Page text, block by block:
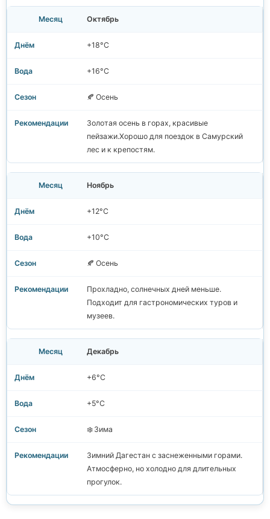
Октябрь
+18°C
+16°C
🍂 Осень
Золотая осень в горах, красивые
пейзажи.Хорошо для поездок в Самурский
лес и к крепостям.
Ноябрь
+12°C
+10°C
🍂 Осень
Прохладно, солнечных дней меньше.
Подходит для гастрономических туров и
музеев.
Декабрь
+6°C
+5°C
❄️ Зима
Зимний Дагестан с заснеженными горами.
Атмосферно, но холодно для длительных
прогулок.